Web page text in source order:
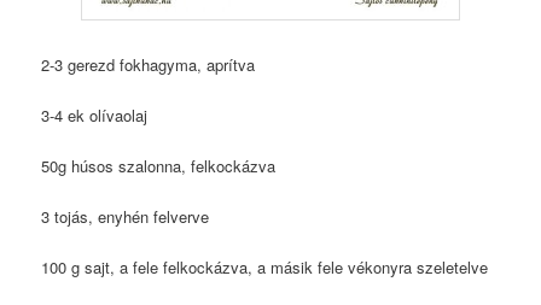
2-3 gerezd fokhagyma, aprítva
3-4 ek olívaolaj
50g húsos szalonna, felkockázva
3 tojás, enyhén felverve
100 g sajt, a fele felkockázva, a másik fele vékonyra szeletelve